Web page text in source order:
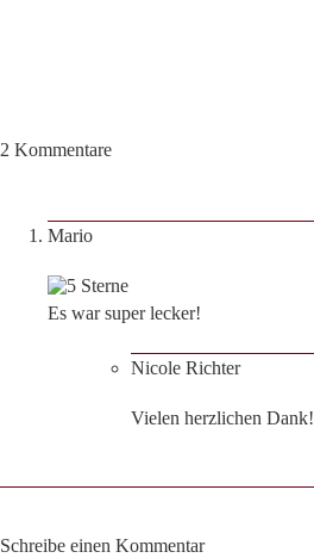
2 Kommentare
Mario
Es war super lecker!
Nicole Richter
Vielen herzlichen Dank!
Schreibe einen Kommentar